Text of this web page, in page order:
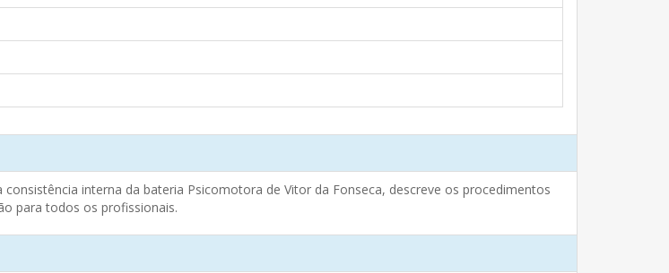
interna da bateria Psicomotora de Vitor da Fonseca, descreve os procedimentos
para todos os profissionais.